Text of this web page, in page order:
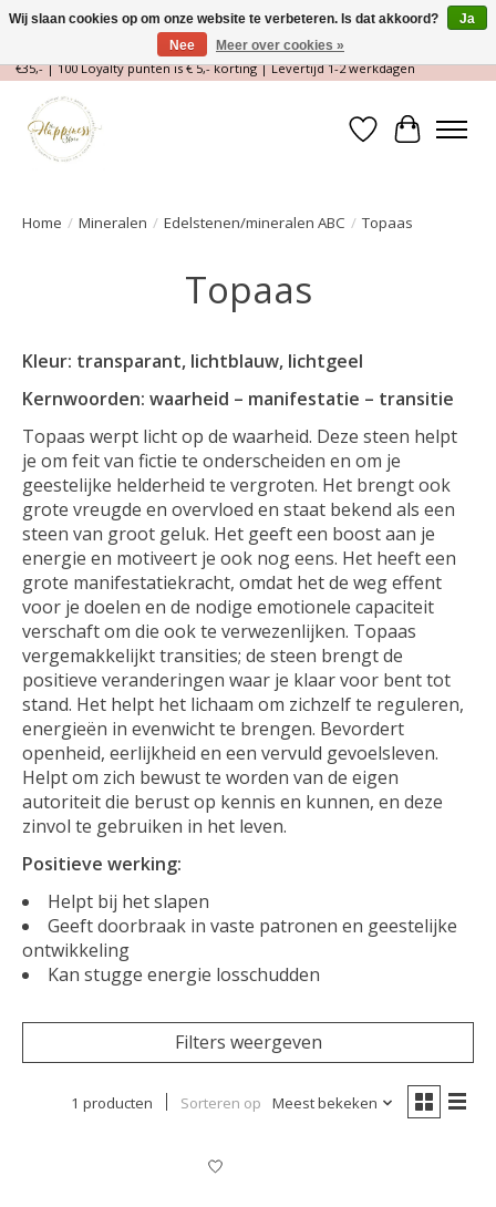
Magische Conceptstore, Edelstenen & Spirituele winkel | Gratis verzending >
€35,- | 100 Loyalty punten is € 5,- korting | Levertijd 1-2 werkdagen
Verlanglijst
Home / Mineralen / Edelstenen/mineralen ABC / Topaas
Topaas
Kleur: transparant, lichtblauw, lichtgeel
Kernwoorden: waarheid – manifestatie – transitie
Topaas werpt licht op de waarheid. Deze steen helpt
je om feit van fictie te onderscheiden en om je
geestelijke helderheid te vergroten. Het brengt ook
grote vreugde en overvloed en staat bekend als een
steen van groot geluk. Het geeft een boost aan je
energie en motiveert je ook nog eens. Het heeft een
grote manifestatiekracht, omdat het de weg effent
voor je doelen en de nodige emotionele capaciteit
verschaft om die ook te verwezenlijken. Topaas
vergemakkelijkt transities; de steen brengt de
positieve veranderingen waar je klaar voor bent tot
stand. Het helpt het lichaam om zichzelf te reguleren,
energieën in evenwicht te brengen. Bevordert
openheid, eerlijkheid en een vervuld gevoelsleven.
Helpt om zich bewust te worden van de eigen
autoriteit die berust op kennis en kunnen, en deze
zinvol te gebruiken in het leven.
Positieve werking:
Helpt bij het slapen
Geeft doorbraak in vaste patronen en geestelijke
ontwikkeling
Kan stugge energie losschudden
Filters weergeven
1 producten Sorteren op Meest bekeken
Wij slaan cookies op om onze website te verbeteren. Is dat akkoord?
Ja
Nee
Meer over cookies »